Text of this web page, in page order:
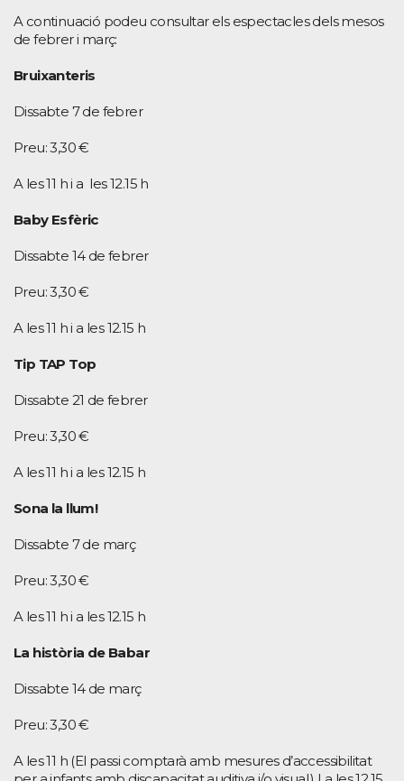
A continuació podeu consultar els espectacles dels mesos
de febrer i març:
Bruixanteris
Dissabte 7 de febrer
Preu: 3,30 €
A les 11 h i a les 12.15 h
Baby Esfèric
Dissabte 14 de febrer
Preu: 3,30 €
A les 11 h i a les 12.15 h
Tip TAP Top
Dissabte 21 de febrer
Preu: 3,30 €
A les 11 h i a les 12.15 h
Sona la llum!
Dissabte 7 de març
Preu: 3,30 €
A les 11 h i a les 12.15 h
La història de Babar
Dissabte 14 de març
Preu: 3,30 €
A les 11 h (El passi comptarà amb mesures d’accessibilitat